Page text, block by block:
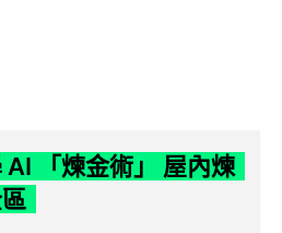
AI 「煉金術」 屋內煉